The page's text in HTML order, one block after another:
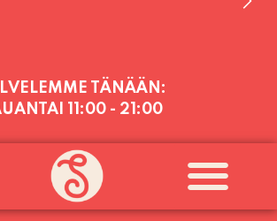
TÄNÄÄN:
11:00 - 21:00
PÄIVITTÄIN (MA-SU
21) SUNNUNTAIHIN 16.8.
JONKA JÄLKEEN OLEMME
VIIKONLOPPUISIN (PE-